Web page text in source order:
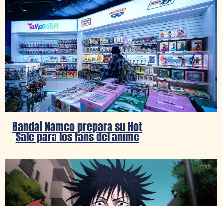
Bandai Namco prepara su Hot
Sale para los fans del anime